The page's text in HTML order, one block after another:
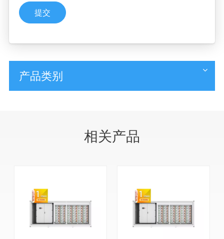
提交
产品类别
相关产品